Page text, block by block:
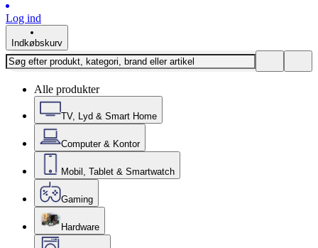
Log ind
Indkøbskurv
Alle produkter
TV, Lyd & Smart Home
Computer & Kontor
Mobil, Tablet & Smartwatch
Gaming
Hardware